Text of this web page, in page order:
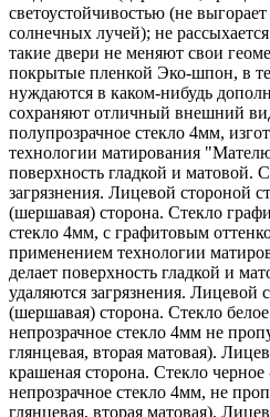
светоустойчивостью (не
солнечных лучей); не
такие двери не меняют свои
покрытые пленкой Эко-шпон, в
нуждаются в каком-нибудь
сохраняют отличный внешний
полупрозрачное стекло 4мм,
технологии матирования
поверхность гладкой и матовой.
загрязнения. Лицевой стороной
(шершавая) сторона. Стекло
стекло 4мм, с графитовым
применением технологии
делает поверхность гладкой и
удаляются загрязнения. Лицевой
(шершавая) сторона. Стекло
непрозрачное стекло 4мм не
глянцевая, вторая матовая).
крашеная сторона. Стекло черное
непрозрачное стекло 4мм, не
глянцевая, вторая матовая).